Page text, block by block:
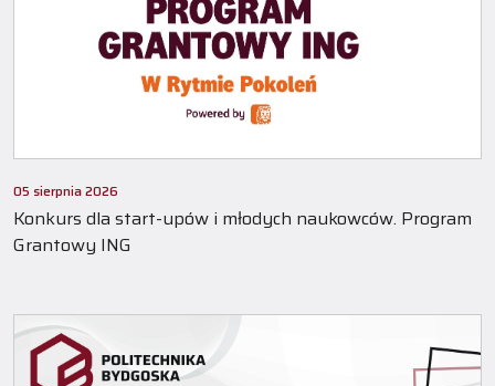
05 sierpnia 2026
Konkurs dla start-upów i młodych naukowców. Program
Grantowy ING